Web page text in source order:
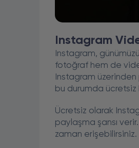
Instagram
Instagram,
fotoğraf hem de
Instagram
bu durumda
Ücretsiz olarak
paylaşma şansı
zaman